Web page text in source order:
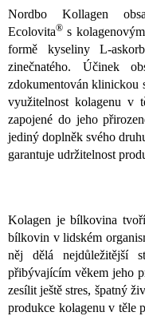
Nordbo Kollagen
Ecolovita®s
formě kyseliny L-
zinečnatého. Účinek
zdokumentován klinickou
využitelnost kolagenu v
zapojené do jeho
jediný doplněk svého
garantuje udržitelnost
Kolagen je bílkovina
bílkovin v lidském
něj dělá nejdůležitější
přibývajícím věkem jeho
zesílit ještě stres, špatný
produkce kolagenu v těle